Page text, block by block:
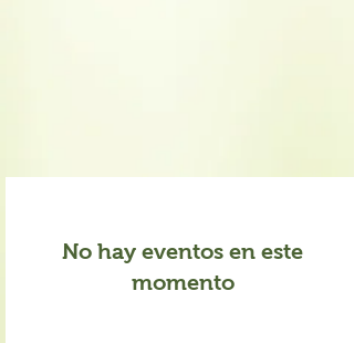
No hay eventos en este
momento